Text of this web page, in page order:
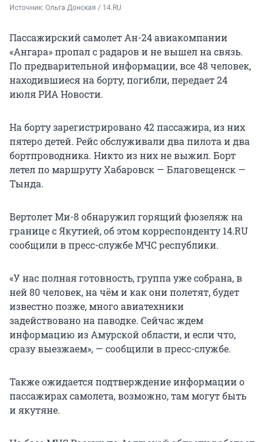
Источник: Ольга Донская / 14.RU
Пассажирский самолет Ан-24 авиакомпании
«Ангара» пропал с радаров и не вышел на связь.
По предварительной информации, все 48 человек,
находившиеся на борту, погибли, передает 24
июля РИА Новости.
На борту зарегистрировано 42 пассажира, из них
пятеро детей. Рейс обслуживали два пилота и два
бортпроводника. Никто из них не выжил. Борт
летел по маршруту Хабаровск — Благовещенск —
Тында.
Вертолет Ми-8 обнаружил горящий фюзеляж на
границе с Якутией, об этом корреспонденту 14.RU
сообщили в пресс-службе МЧС республики.
«У нас полная готовность, группа уже собрана, в
ней 80 человек, на чём и как они полетят, будет
известно позже, много авиатехники
задействовано на паводке. Сейчас ждем
информацию из Амурской области, и если что,
сразу выезжаем», — сообщили в пресс-службе.
Также ожидается подтверждение информации о
пассажирах самолета, возможно, там могут быть
и якутяне.